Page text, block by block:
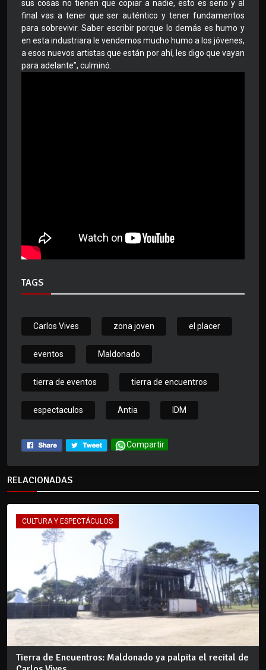
sus cosas no tienen que copiar a nadie, esto es serio y al
final vas a tener que ser auténtico y tener fundamentos
para sobrevivir. Saber escribir porque lo demás es humo y
en esta industriara le vendemos mucho humo a los jóvenes,
a esos nuevos artistas que están por ahí, les digo que vayan
para adelante”, culminó.
TAGS
Carlos Vives zona joven el placer
eventos Maldonado
tierra de eventos tierra de encuentros
espectaculos Antia IDM
Compartir
RELACIONADAS
CULTURA Y ESPECTÁCULOS
Tierra de Encuentros: Maldonado ya palpita el recital de